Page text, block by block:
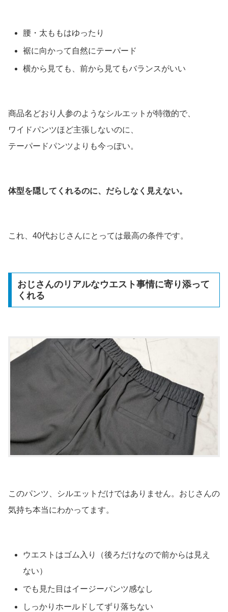
腰・太ももはゆったり
裾に向かって自然にテーパード
横から見ても、前から見てもバランスがいい
商品名どおり人参のようなシルエットが特徴的で、
ワイドパンツほど主張しないのに、
テーパードパンツよりも今っぽい。
体型を隠してくれるのに、だらしなく見えない。
これ、40代おじさんにとっては最高の条件です。
おじさんのリアルなウエスト事情に寄り添って
くれる
このパンツ、シルエットだけではありません。おじさんの
気持ち本当にわかってます。
ウエストはゴム入り（後ろだけなので前からは見え
ない）
でも見た目はイージーパンツ感なし
しっかりホールドしてずり落ちない